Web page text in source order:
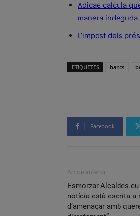
Adicae calcula
manera indeguda
L’impost dels
ETIQUETES bancs
Facebook
Article anterior
Esmorzar Alcaldes.eu
notícia està escrita a
d’amenaçar amb